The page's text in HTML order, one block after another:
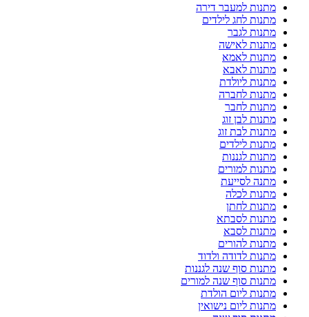
מתנות למעבר דירה
מתנות לחג לילדים
מתנות לגבר
מתנות לאישה
מתנות לאמא
מתנות לאבא
מתנות ליולדת
מתנות לחברה
מתנות לחבר
מתנות לבן זוג
מתנות לבת זוג
מתנות לילדים
מתנות לגננות
מתנות למורים
מתנה לסייעת
מתנות לכלה
מתנות לחתן
מתנות לסבתא
מתנות לסבא
מתנות להורים
מתנות לדודה ולדוד
מתנות סוף שנה לגננות
מתנות סוף שנה למורים
מתנות ליום הולדת
מתנות ליום נישואין